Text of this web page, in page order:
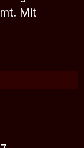
Mit